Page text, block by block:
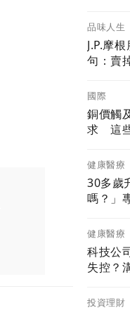
品味人生
J.P.摩
句：賣
國際
銅價觸
求 這
健康醫療
30多歲
嗎？」
健康醫療
科技公
失控？
投資理財